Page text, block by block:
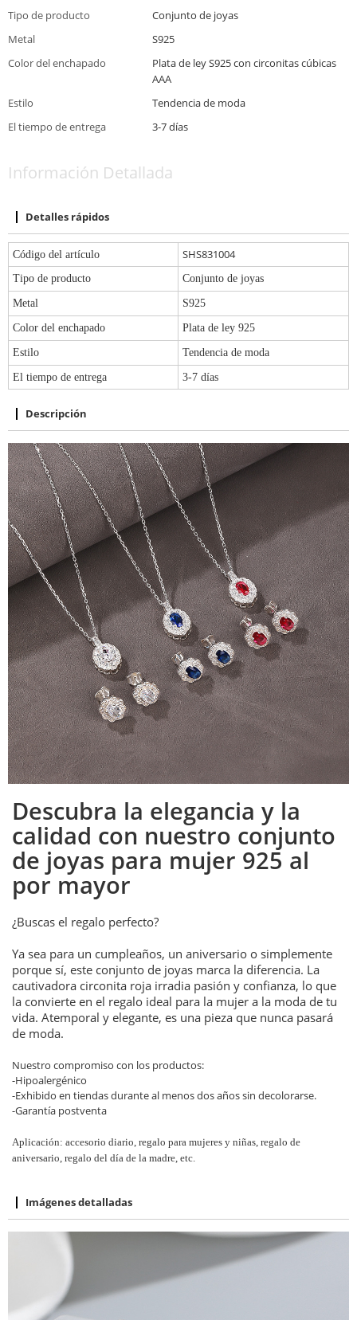
Tipo de producto
Conjunto de joyas
Metal
S925
Color del enchapado
Plata de ley S925 con circonitas cúbicas
AAA
Estilo
Tendencia de moda
El tiempo de entrega
3-7 días
Información Detallada
Detalles rápidos
Código del artículo SHS831004
Tipo de producto Conjunto de joyas
Metal S925
Color del enchapado Plata de ley 925
Estilo Tendencia de moda
El tiempo de entrega 3-7 días
Descripción
Descubra la elegancia y la
calidad con nuestro conjunto
de joyas para mujer 925 al
por mayor
¿Buscas el regalo perfecto?
Ya sea para un cumpleaños, un aniversario o simplemente
porque sí, este conjunto de joyas marca la diferencia. La
cautivadora circonita roja irradia pasión y confianza, lo que
la convierte en el regalo ideal para la mujer a la moda de tu
vida. Atemporal y elegante, es una pieza que nunca pasará
de moda.
Nuestro compromiso con los productos:
-Hipoalergénico
-Exhibido en tiendas durante al menos dos años sin decolorarse.
-Garantía postventa
Aplicación: accesorio diario, regalo para mujeres y niñas, regalo de
aniversario, regalo del día de la madre, etc.
Imágenes detalladas